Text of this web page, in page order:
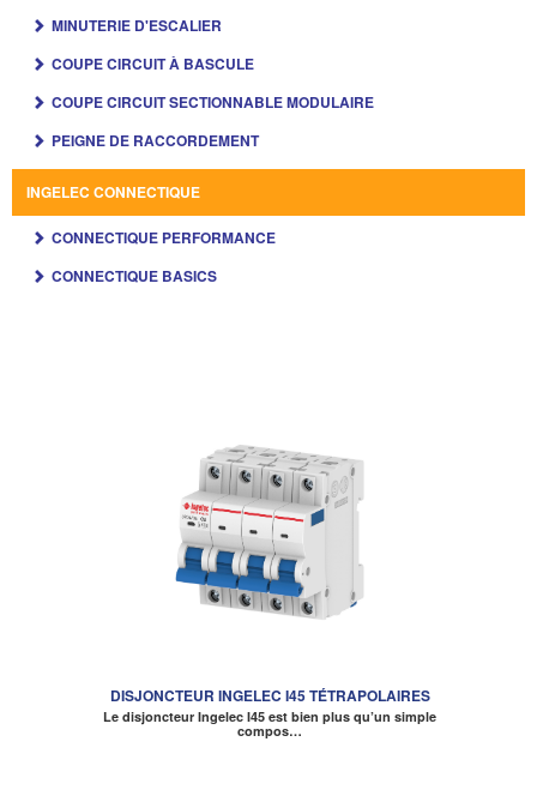
MINUTERIE D'ESCALIER
COUPE CIRCUIT À BASCULE
COUPE CIRCUIT SECTIONNABLE MODULAIRE
PEIGNE DE RACCORDEMENT
INGELEC CONNECTIQUE
CONNECTIQUE PERFORMANCE
CONNECTIQUE BASICS
DISJONCTEUR INGELEC I45 TÉTRAPOLAIRES
Le disjoncteur Ingelec I45 est bien plus qu’un simple
compos…